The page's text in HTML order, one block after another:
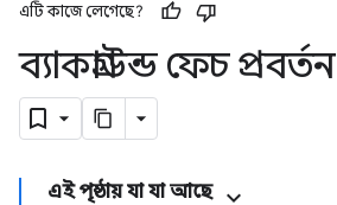
এটি কাজে লেগেছে?
ব্যাকগ্রাউন্ড ফেচ
এই পৃষ্ঠায় যা যা আছে